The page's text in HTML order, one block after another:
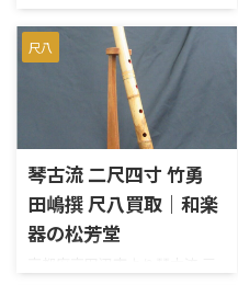
径 約 2.2cm / 外径 約 4.2cm管
尻：内径 約 1.7cm / 外径 約
5.8cm重量：約 463g 尺八を高
く売るために押さえておきたい
こと 尺八を高く売るため ...
尺八 一尺六寸を宅配買取させ
ていただきました。歌口は銀
巻きで、中継ぎは銀三線藤巻の
仕様です。上管、下管にそれぞ
れ印が入っております。使用に
伴う小キズはあるものの、演
奏に支障は無く、スムーズに音
出しができました。素晴らし
い音色はさすが真山です。概ね
良好のコンディションでしたの
つけさせていただきました。
尺八
琴古流 二尺四寸 竹勇
田嶋撰 尺八買取｜和楽
器の松芳堂